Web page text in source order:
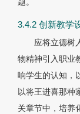
题。
3.4.2 创新教学
应将立德树
物精神引入职业
响学生的认知，
以将王进喜那种
关章节中，培养